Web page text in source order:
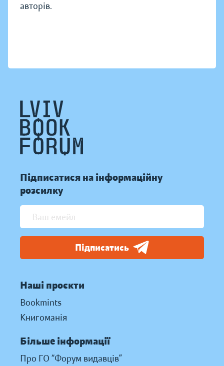
авторів.
Підписатися на інформаційну
розсилку
Підписатись
Наші проєкти
Bookmints
Книгоманія
Більше інформації
Про ГО “Форум видавців”